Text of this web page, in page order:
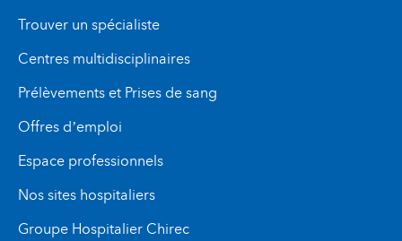
Trouver un spécialiste
Centres multidisciplinaires
Prélèvements et Prises de sang
Offres d’emploi
Espace professionnels
Nos sites hospitaliers
Groupe Hospitalier Chirec